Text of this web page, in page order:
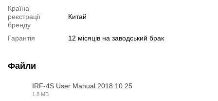
Країна
реєстрації
бренду
Китай
Гарантія 12 місяців на заводський брак
Файли
IRF-4S User Manual 2018.10.25
1.8 МБ